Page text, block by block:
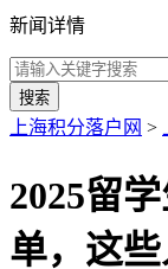
新闻详情
搜索
上海积分落户网 >
2025留
单，这